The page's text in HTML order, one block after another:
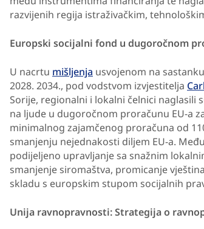
razvijenih regija istraživačkim,
Europski socijalni fond u dugoročnom
U nacrtu mišljenja usvojenom na
2028. 2034., pod vodstvom izvjestitelja
Sorije, regionalni i lokalni čelnici naglasili
na ljude u dugoročnom proračunu EU-a
minimalnog zajamčenog proračuna od
smanjenju nejednakosti diljem EU-a.
podijeljeno upravljanje sa snažnim
smanjenje siromaštva, promicanje
skladu s europskim stupom socijalnih
Unija ravnopravnosti: Strategija o